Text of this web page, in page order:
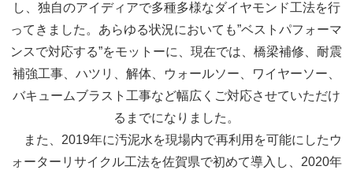
し、独自のアイディアで多種多様なダイヤモンド工法を行
ってきました。あらゆる状況においても”ベストパフォーマ
ンスで対応する”をモットーに、現在では、橋梁補修、耐震
補強工事、ハツリ、解体、ウォールソー、ワイヤーソー、
バキュームブラスト工事など幅広くご対応させていただけ
るまでになりました。
また、2019年に汚泥水を現場内で再利用を可能にしたウ
ォーターリサイクル工法を佐賀県で初めて導入し、2020年